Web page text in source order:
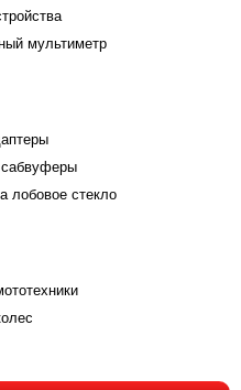
мультиметр
лобовое стекло